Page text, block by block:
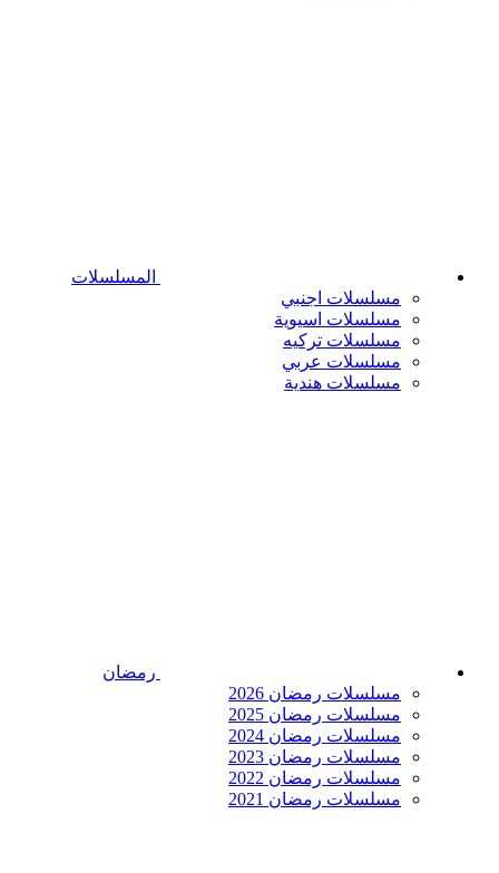
المسلسلات
مسلسلات اجنبي
مسلسلات اسيوية
مسلسلات تركيه
مسلسلات عربي
مسلسلات هندية
رمضان
مسلسلات رمضان 2026
مسلسلات رمضان 2025
مسلسلات رمضان 2024
مسلسلات رمضان 2023
مسلسلات رمضان 2022
مسلسلات رمضان 2021